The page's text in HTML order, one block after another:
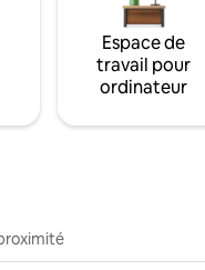
Espace de
travail pour
ordinateur